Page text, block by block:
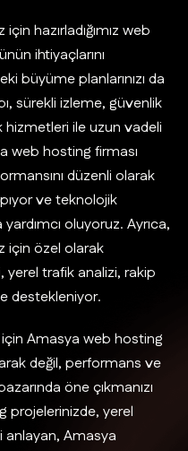
hazırladığımız web
ihtiyaçlarını
büyüme planlarınızı da
sürekli izleme, güvenlik
ile uzun vadeli
web hosting firması
düzenli olarak
ve teknolojik
oluyoruz. Ayrıca,
için özel olarak
yerel trafik analizi, rakip
destekleniyor.
Amasya web hosting
değil, performans ve
öne çıkmanızı
projelerinizde, yerel
anlayan, Amasya